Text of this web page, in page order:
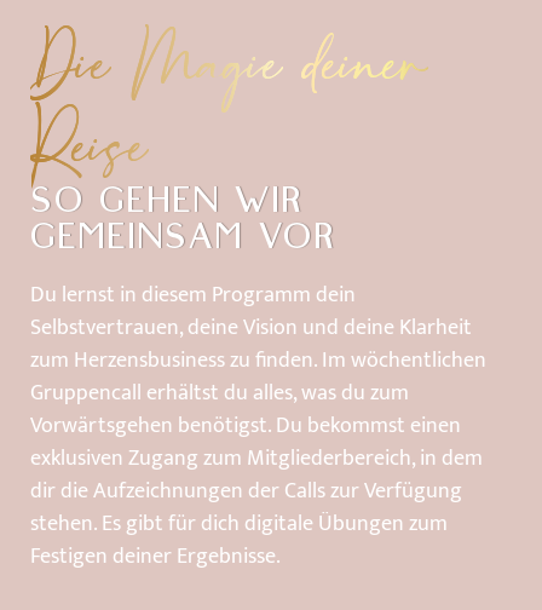
Die Magie deiner
Reise
SO GEHEN WIR
GEMEINSAM VOR
Du lernst in diesem Programm dein
Selbstvertrauen, deine Vision und deine Klarheit
zum Herzensbusiness zu finden. Im wöchentlichen
Gruppencall erhältst du alles, was du zum
Vorwärtsgehen benötigst. Du bekommst einen
exklusiven Zugang zum Mitgliederbereich, in dem
dir die Aufzeichnungen der Calls zur Verfügung
stehen. Es gibt für dich digitale Übungen zum
Festigen deiner Ergebnisse.